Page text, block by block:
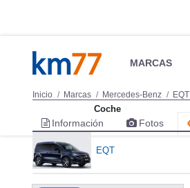
MARCAS
Inicio Marcas Mercedes-Benz EQT
Información Fotos
Coche
EQT